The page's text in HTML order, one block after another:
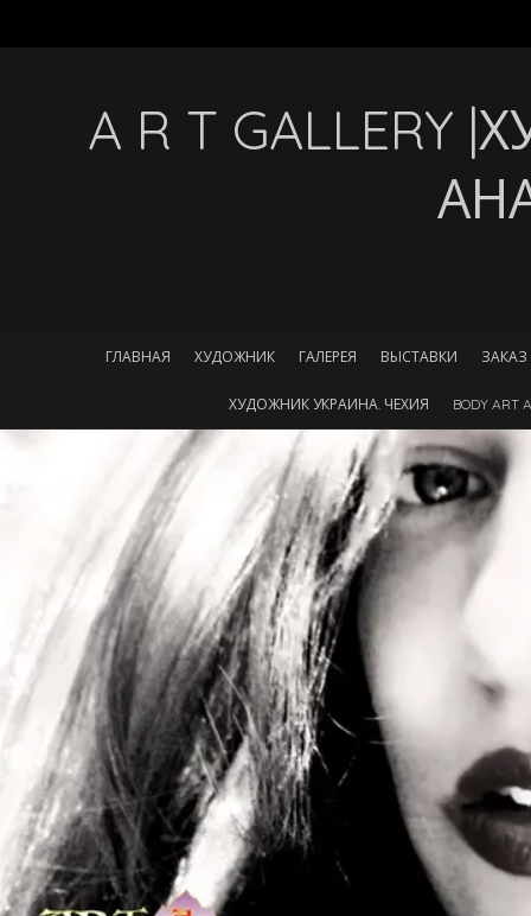
A R T
ГЛАВНАЯ ХУДОЖНИК ГАЛЕРЕЯ ВЫСТАВКИ
ХУДОЖНИК УКРАИНА. ЧЕХИЯ BODY ART